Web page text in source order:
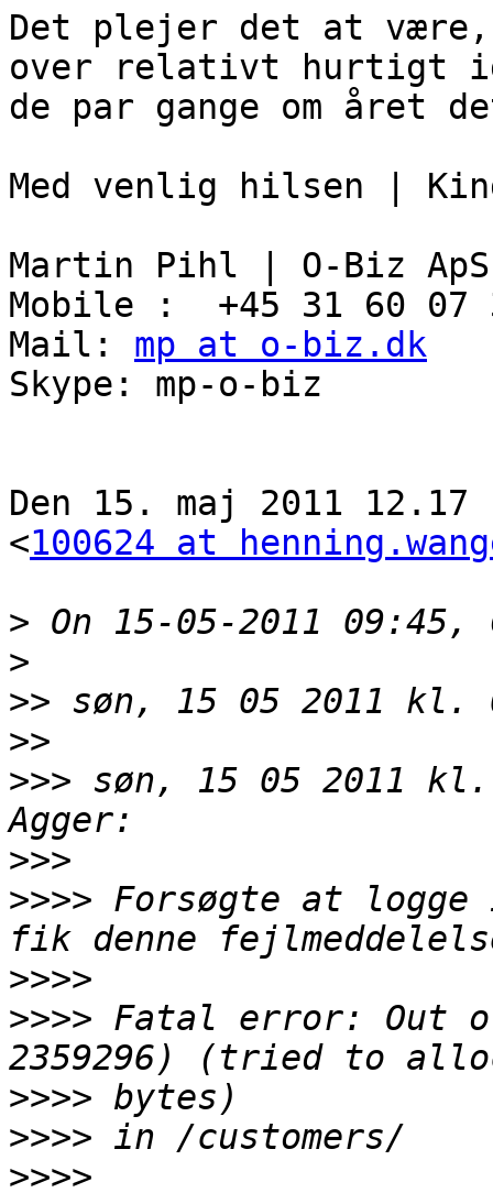
Det plejer det at
over relativt hurtigt
de par gange om året
Med venlig hilsen |
Martin Pihl | O-Biz ApS
Mobile :  +45 31 60 07
Mail: mp at o-biz.dk
Skype: mp-o-biz
Den 15. maj 2011 12.17
<100624 at
>
>
>>
>>
>>> søn, 15 05 2011
>>>
>>>> Forsøgte at
>>>>
>>>> Fatal error: Out
>>>>
>>>>
>>>>